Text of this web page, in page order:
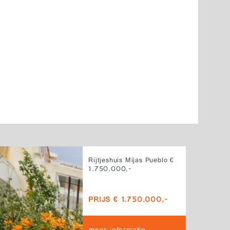
Rijtjeshuis Mijas Pueblo €
1.750.000,-
PRIJS € 1.750.000,-